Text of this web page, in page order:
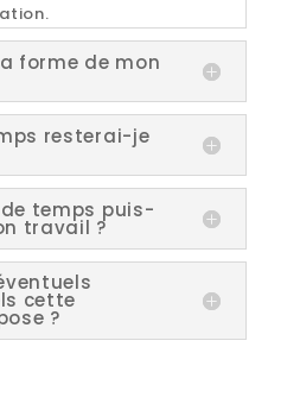
forme de mon
resterai-je
temps puis-
travail ?
cette
?